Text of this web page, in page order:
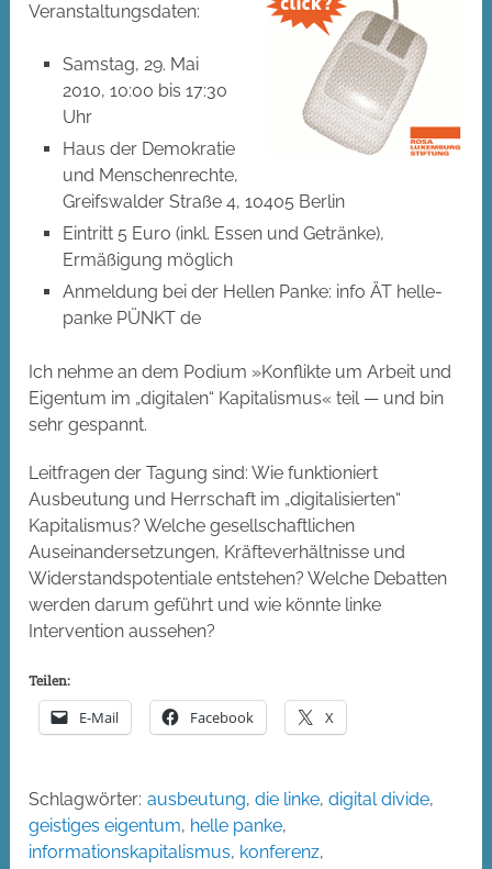
Veranstaltungsdaten:
Samstag, 29. Mai
2010, 10:00 bis 17:30
Uhr
Haus der Demokratie
und Menschenrechte,
Greifswalder Straße 4, 10405 Berlin
Eintritt 5 Euro (inkl. Essen und Getränke),
Ermäßigung möglich
Anmeldung bei der Hellen Panke: info ÄT helle-
panke PÜNKT de
Ich nehme an dem Podium »Konflikte um Arbeit und
Eigentum im „digitalen“ Kapitalismus« teil — und bin
sehr gespannt.
Leitfragen der Tagung sind: Wie funktioniert
Ausbeutung und Herrschaft im „digitalisierten“
Kapitalismus? Welche gesellschaftlichen
Auseinandersetzungen, Kräfteverhältnisse und
Widerstandspotentiale entstehen? Welche Debatten
werden darum geführt und wie könnte linke
Intervention aussehen?
Teilen:
E-Mail Facebook X
Schlagwörter: ausbeutung,die linke,digital divide,
geistiges eigentum, helle panke,
informationskapitalismus, konferenz,